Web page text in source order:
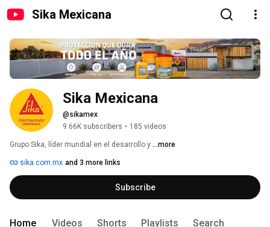
Sika Mexicana
Sika Mexicana
@sikamex
9.66K subscribers • 185 videos
Grupo Sika, líder mundial en el desarrollo y ...more
sika.com.mx and 3 more links
Subscribe
Home Videos Shorts Playlists Search